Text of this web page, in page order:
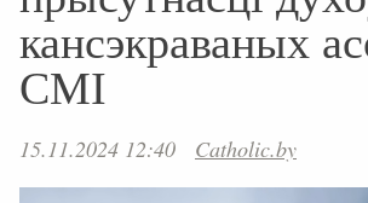
кансэкраваных
СМІ
15.11.2024 12:40 Catholic.by